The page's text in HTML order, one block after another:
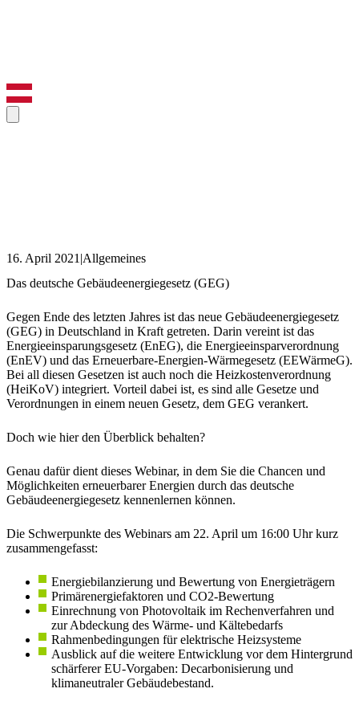
16. April 2021 |Allgemeines
Das deutsche Gebäudeenergiegesetz (GEG)
Gegen Ende des letzten Jahres ist das neue Gebäudeenergiegesetz
(GEG) in Deutschland in Kraft getreten. Darin vereint ist das
Energieeinsparungsgesetz (EnEG), die Energieeinsparverordnung
(EnEV) und das Erneuerbare-Energien-Wärmegesetz (EEWärmeG).
Bei all diesen Gesetzen ist auch noch die Heizkostenverordnung
(HeiKoV) integriert. Vorteil dabei ist, es sind alle Gesetze und
Verordnungen in einem neuen Gesetz, dem GEG verankert.
Doch wie hier den Überblick behalten?
Genau dafür dient dieses Webinar, in dem Sie die Chancen und
Möglichkeiten erneuerbarer Energien durch das deutsche
Gebäudeenergiegesetz kennenlernen können.
Die Schwerpunkte des Webinars am 22. April um 16:00 Uhr kurz
zusammengefasst:
Energiebilanzierung und Bewertung von Energieträgern
Primärenergiefaktoren und CO2-Bewertung
Einrechnung von Photovoltaik im Rechenverfahren und
zur Abdeckung des Wärme- und Kältebedarfs
Rahmenbedingungen für elektrische Heizsysteme
Ausblick auf die weitere Entwicklung vor dem Hintergrund
schärferer EU-Vorgaben: Decarbonisierung und
klimaneutraler Gebäudebestand.